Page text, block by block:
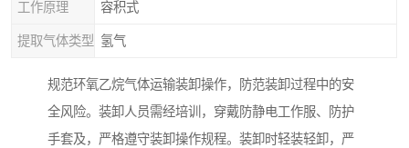
工作原理 容积式
提取气体类型 氢气
规范环氧乙烷气体运输装卸操作，防范装卸过程中的安
全风险。装卸人员需经培训，穿戴防静电工作服、防护
手套及，严格遵守装卸操作规程。装卸时轻装轻卸，严